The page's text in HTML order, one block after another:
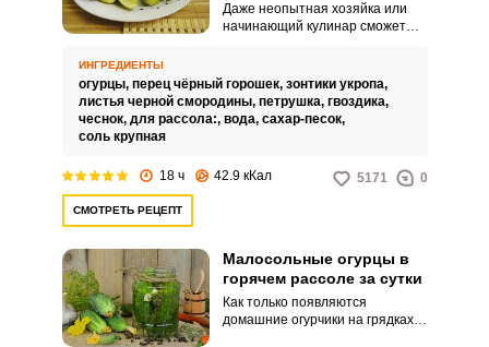
Даже неопытная хозяйка или
начинающий кулинар сможет
Приготовить закуску можно в
кастрюле или в другой емкости.
ИНГРЕДИЕНТЫ
огурцы, перец чёрный горошек, зонтики укропа,
листья черной смородины, петрушка, гвоздика,
чеснок, для рассола:, вода, сахар-песок,
соль крупная
18 ч 42.9 кКал 5171 0
СМОТРЕТЬ РЕЦЕПТ
Малосольные огурцы в
горячем рассоле за сутки
Как только появляются
домашние огурчики на грядках, с